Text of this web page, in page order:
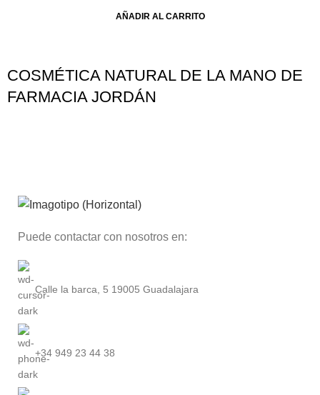
AÑADIR AL CARRITO
COSMÉTICA NATURAL DE LA MANO DE
FARMACIA JORDÁN
Puede contactar con nosotros en:
Calle la barca, 5 19005 Guadalajara
+34 949 23 44 38